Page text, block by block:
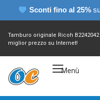
Sconti fino al 25%
Tamburo originale Ricoh B2242042
miglior prezzo su Internet!
Menù